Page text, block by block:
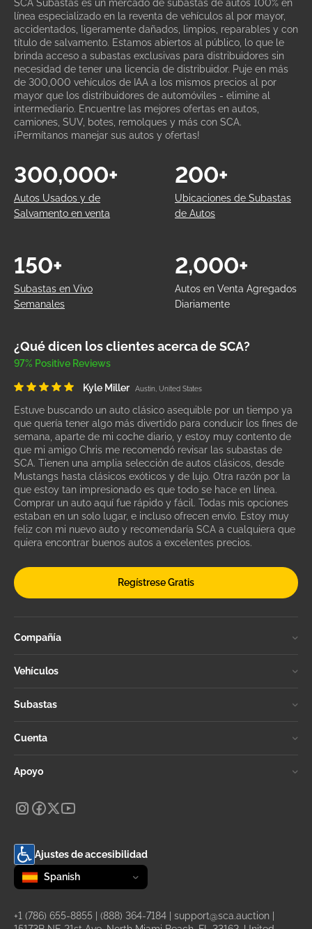
SCA Subastas es un mercado de subastas de autos 100% en
línea especializado en la reventa de vehículos al por mayor,
accidentados, ligeramente dañados, limpios, reparables y con
título de salvamento. Estamos abiertos al público, lo que le
brinda acceso a subastas exclusivas para distribuidores sin
necesidad de tener una licencia de distribuidor. Puje en más
de 300,000 vehículos de IAA a los mismos precios al por
mayor que los distribuidores de automóviles - elimine al
intermediario. Encuentre las mejores ofertas en autos,
camiones, SUV, botes, remolques y más con SCA.
¡Permítanos manejar sus autos y ofertas!
Autos Usados y de
Salvamento en venta
300,000+
Ubicaciones de Subastas
de Autos
200+
Subastas en Vivo
Semanales
150+
Autos en Venta Agregados
Diariamente
2,000+
¿Qué dicen los clientes acerca de SCA?
97% Positive Reviews
Kyle Miller Austin, United States
Estuve buscando un auto clásico asequible por un tiempo ya
que quería tener algo más divertido para conducir los fines de
semana, aparte de mi coche diario, y estoy muy contento de
que mi amigo Chris me recomendó revisar las subastas de
SCA. Tienen una amplia selección de autos clásicos, desde
Mustangs hasta clásicos exóticos y de lujo. Otra razón por la
que estoy tan impresionado es que todo se hace en línea.
Comprar un auto aquí fue rápido y fácil. Todas mis opciones
estaban en un solo lugar, e incluso ofrecen envío. Estoy muy
feliz con mi nuevo auto y recomendaría SCA a cualquiera que
quiera encontrar buenos autos a excelentes precios.
Regístrese Gratis
Compañía
Vehículos
Subastas
Cuenta
Apoyo
Ajustes de accesibilidad
Change language
selected
Spanish
+1 (786) 655-8855 (888) 364-7184 support@sca.auction